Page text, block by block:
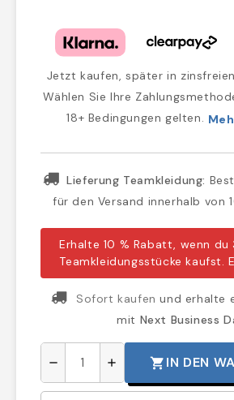
Jetzt kaufen, später in
Wählen Sie Ihre
18+ Bedingungen gelten.
Lieferung Teamkleidung:
für den Versand innerhalb von
Erhalte 10 % Rabatt, wenn du
Teamkleidungsstücke kaufst.
Sofort kaufenund erhalte
mit Next Business
remove add shopping_cart IN DEN